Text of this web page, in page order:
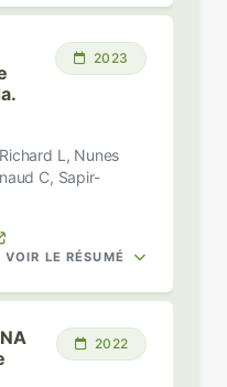
2023
L, Nunes
C, Sapir-
VOIR LE RÉSUMÉ
2022